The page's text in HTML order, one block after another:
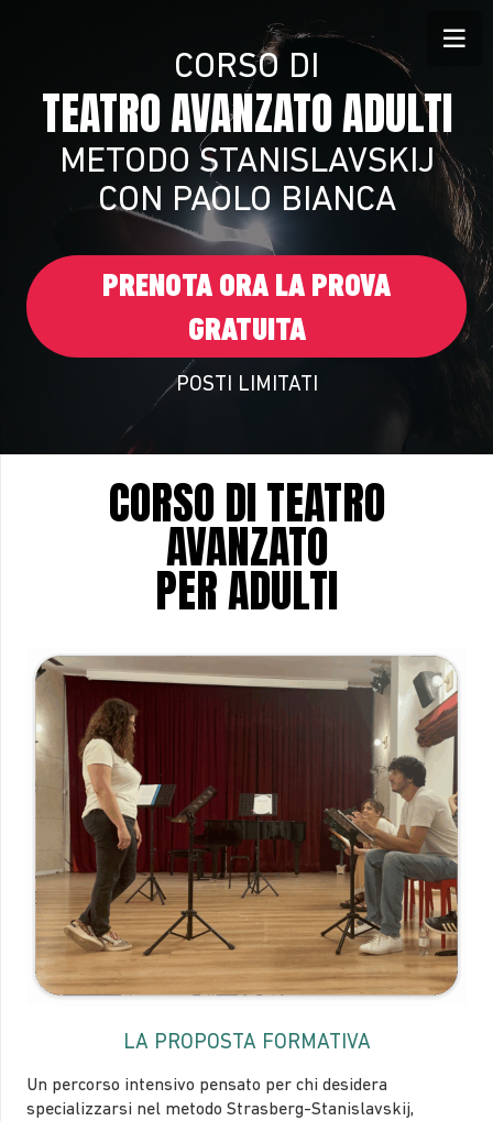
CORSO DI
TEATRO AVANZATO ADULTI
METODO STANISLAVSKIJ
CON PAOLO BIANCA
PRENOTA ORA LA PROVA
GRATUITA
POSTI LIMITATI
CORSO DI TEATRO
AVANZATO
PER ADULTI
LA PROPOSTA FORMATIVA
Un percorso intensivo pensato per chi desidera
specializzarsi nel metodo Strasberg-Stanislavskij,